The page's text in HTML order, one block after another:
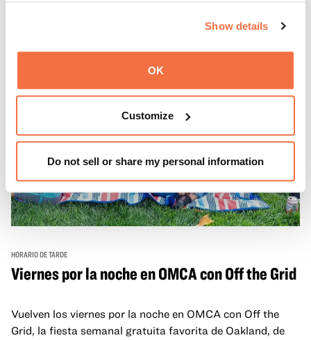
Show details
OK
Customize
Do not sell or share my personal information
sesiones de dibujo en directo y mucho más... ¡solo para
HORARIO DE TARDE
Viernes por la noche en OMCA con Off the Grid
Vuelven los viernes por la noche en OMCA con Off the
Grid, la fiesta semanal gratuita favorita de Oakland, de